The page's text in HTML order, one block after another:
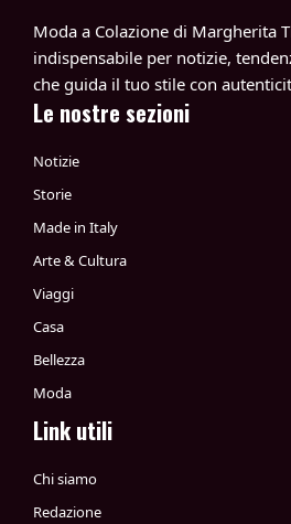
Moda a Colazione di Margherita
indispensabile per notizie,
che guida il tuo stile con
Le nostre sezioni
Notizie
Storie
Made in Italy
Arte & Cultura
Viaggi
Casa
Bellezza
Moda
Link utili
Chi siamo
Redazione